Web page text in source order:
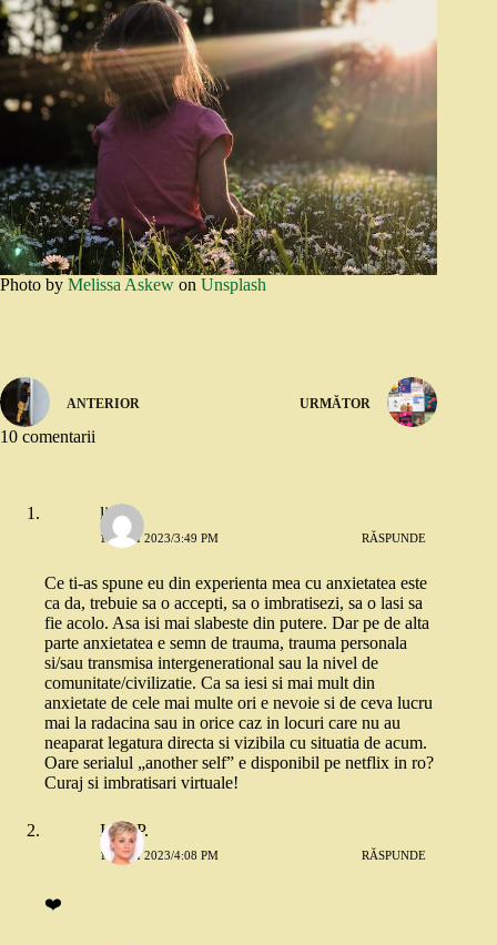
Photo by Melissa Askew on Unsplash
ANTERIOR URMĂTOR
10 comentarii
little
10 MAI 2023/3:49 PM RĂSPUNDE
Ce ti-as spune eu din experienta mea cu anxietatea este
ca da, trebuie sa o accepti, sa o imbratisezi, sa o lasi sa
fie acolo. Asa isi mai slabeste din putere. Dar pe de alta
parte anxietatea e semn de trauma, trauma personala
si/sau transmisa intergenerational sau la nivel de
comunitate/civilizatie. Ca sa iesi si mai mult din
anxietate de cele mai multe ori e nevoie si de ceva lucru
mai la radacina sau in orice caz in locuri care nu au
neaparat legatura directa si vizibila cu situatia de acum.
Oare serialul „another self” e disponibil pe netflix in ro?
Curaj si imbratisari virtuale!
Irina P.
10 MAI 2023/4:08 PM RĂSPUNDE
❤️